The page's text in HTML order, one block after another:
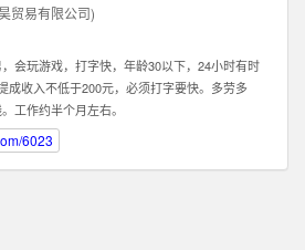
贸易有限公司)
会玩游戏，打字快，年龄30以下，24小时有时
成收入不低于200元，必须打字要快。多劳多
工作约半个月左右。
6023